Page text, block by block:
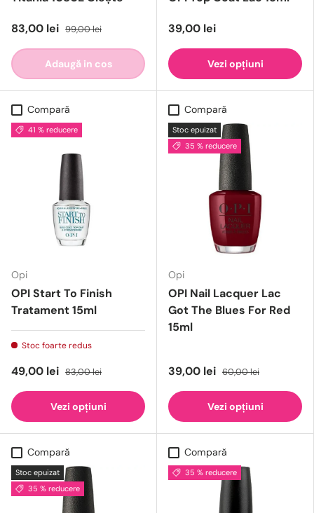
83,00 lei 99,00 lei
Adaugă in cos
39,00 lei
Vezi opțiuni
Compară
41 % reducere
Opi
OPI Start To Finish
Tratament 15ml
Stoc foarte redus
49,00 lei 83,00 lei
Vezi opțiuni
Compară
Stoc epuizat
35 % reducere
Opi
OPI Nail Lacquer Lac
Got The Blues For Red
15ml
39,00 lei 60,00 lei
Vezi opțiuni
Compară
Stoc epuizat
35 % reducere
Compară
35 % reducere